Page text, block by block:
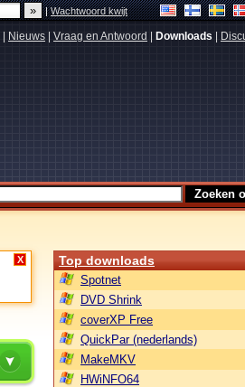
|Wachtwoord kwijt
Nieuws Vraag en Antwoord Downloads
X Top downloads
Spotnet
DVD Shrink
coverXP Free
QuickPar (nederlands)
MakeMKV
HWiNFO64